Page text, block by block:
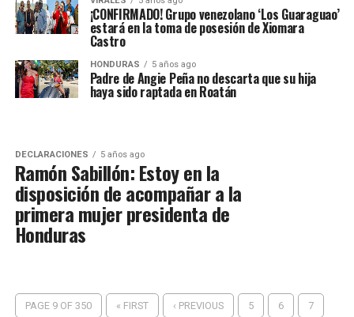
¡CONFIRMADO! Grupo venezolano ‘Los Guaraguao’
estará en la toma de posesión de Xiomara
Castro
HONDURAS 5 años ago
Padre de Angie Peña no descarta que su hija
haya sido raptada en Roatán
DECLARACIONES 5 años ago
Ramón Sabillón: Estoy en la
disposición de acompañar a la
primera mujer presidenta de
Honduras
PAGE 9 OF 350 « FIRST ‹ PREVIOUS 5 6 7